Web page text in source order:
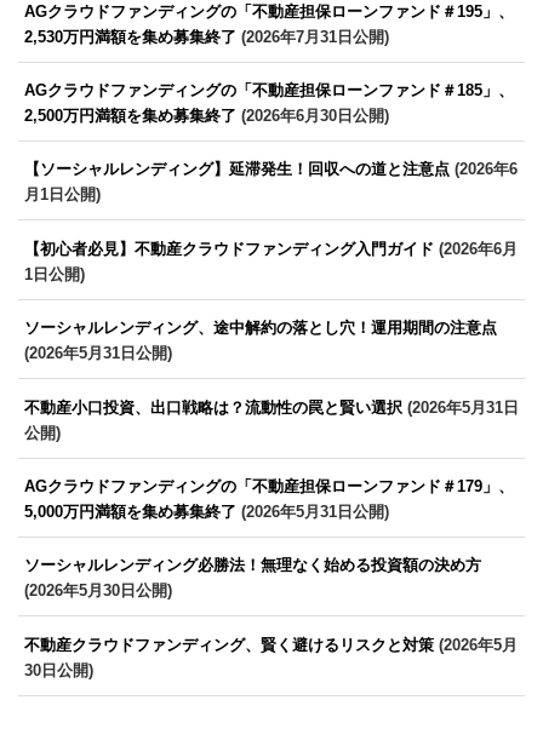
AGクラウドファンディングの「不動産担保ローンファンド＃195」、
2,530万円満額を集め募集終了 (2026年7月31日公開)
AGクラウドファンディングの「不動産担保ローンファンド＃185」、
2,500万円満額を集め募集終了 (2026年6月30日公開)
【ソーシャルレンディング】延滞発生！回収への道と注意点 (2026年6
月1日公開)
【初心者必見】不動産クラウドファンディング入門ガイド (2026年6月
1日公開)
ソーシャルレンディング、途中解約の落とし穴！運用期間の注意点
(2026年5月31日公開)
不動産小口投資、出口戦略は？流動性の罠と賢い選択 (2026年5月31日
公開)
AGクラウドファンディングの「不動産担保ローンファンド＃179」、
5,000万円満額を集め募集終了 (2026年5月31日公開)
ソーシャルレンディング必勝法！無理なく始める投資額の決め方
(2026年5月30日公開)
不動産クラウドファンディング、賢く避けるリスクと対策 (2026年5月
30日公開)